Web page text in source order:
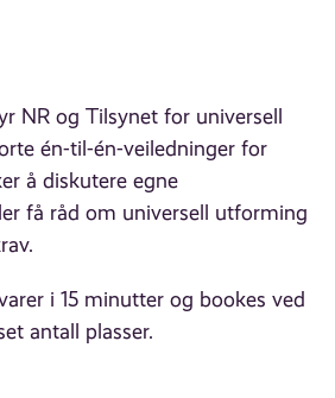
NR og Tilsynet for universell
én-til-én-veiledninger for
å diskutere egne
få råd om universell utforming
i 15 minutter og bookes ved
antall plasser.